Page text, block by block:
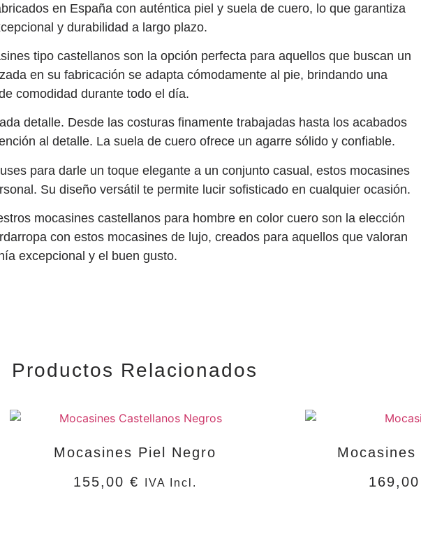
en España con auténtica piel y suela de cuero, lo que garantiza
y durabilidad a largo plazo.
tipo castellanos son la opción perfecta para aquellos que buscan un
en su fabricación se adapta cómodamente al pie, brindando una
comodidad durante todo el día.
detalle. Desde las costuras finamente trabajadas hasta los acabados
al detalle. La suela de cuero ofrece un agarre sólido y confiable.
para darle un toque elegante a un conjunto casual, estos mocasines
Su diseño versátil te permite lucir sofisticado en cualquier ocasión.
mocasines castellanos para hombre en color cuero son la elección
con estos mocasines de lujo, creados para aquellos que valoran
excepcional y el buen gusto.
Productos Relacionados
Mocasines Piel Negro
155,00 € IVA Incl.
169,00